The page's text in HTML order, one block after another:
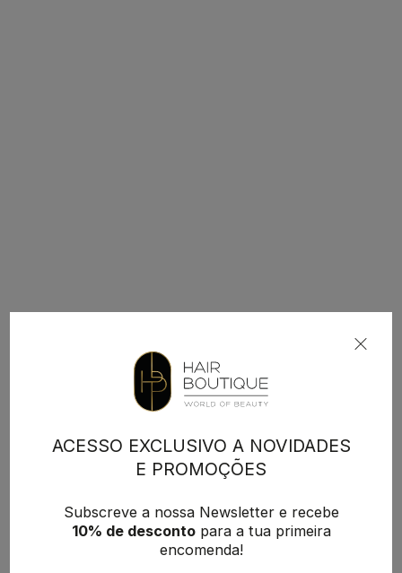
ACESSO EXCLUSIVO A NOVIDADES
E PROMOÇÕES
Subscreve a nossa Newsletter e recebe
10% de descontopara a tua primeira
encomenda!